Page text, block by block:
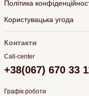
Політика
Користувацька угода
Контакти
Call-center
+38(067) 670 33
Графік роботи